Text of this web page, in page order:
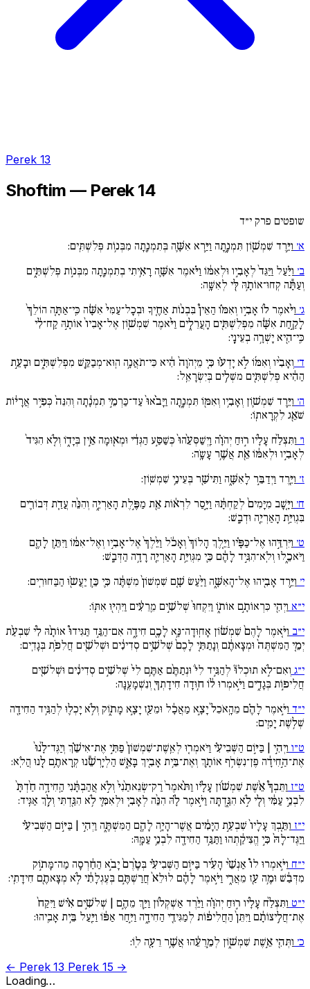
Perek 13
Shoftim — Perek 14
שופטים פרק י״ד
א׳ וַיֵּ֥רֶד שִׁמְשׁ֖וֹן תִּמְנָ֑תָה וַיַּ֥רְא אִשָּׁ֛ה בְּתִמְנָ֖תָה מִבְּנ֥וֹת פְּלִשְׁתִּֽים:
ב׳ וַיַּ֗עַל וַיַּגֵּד֙ לְאָבִ֣יו וּלְאִמּ֔וֹ וַיֹּ֗אמֶר אִשָּׁ֛ה רָאִ֥יתִי בְתִמְנָ֖תָה מִבְּנ֣וֹת פְּלִשְׁתִּ֑ים
וְעַתָּ֕ה קְחוּ־אוֹתָ֥הּ לִּ֖י לְאִשָּֽׁה:
ג׳ וַיֹּ֨אמֶר ל֜וֹ אָבִ֣יו וְאִמּ֗וֹ הַאֵין֩ בִּבְנ֨וֹת אַחֶ֚יךָ וּבְכָל־עַמִּי֙ אִשָּׁ֔ה כִּֽי־אַתָּ֚ה הוֹלֵךְ֙
לָקַ֣חַת אִשָּׁ֔ה מִפְּלִשְׁתִּ֖ים הָעֲרֵלִ֑ים וַיֹּ֨אמֶר שִׁמְשׁ֚וֹן אֶל־אָבִיו֙ אוֹתָ֣הּ קַֽח־לִ֔י
כִּֽי־הִ֖יא יָשְׁרָ֥ה בְעֵינָֽי:
ד׳ וְאָבִ֨יו וְאִמּ֜וֹ לֹ֣א יָדְע֗וּ כִּ֚י מֵיְהֹוָה֙ הִ֔יא כִּי־תֹאֲנָ֥ה הֽוּא־מְבַקֵּ֖שׁ מִפְּלִשְׁתִּ֑ים וּבָעֵ֣ת
הַהִ֔יא פְּלִשְׁתִּ֖ים משְׁלִ֥ים בְּיִשְׂרָאֵֽל:
ה׳ וַיֵּ֧רֶד שִׁמְשׁ֛וֹן וְאָבִ֥יו וְאִמּ֖וֹ תִּמְנָ֑תָה וַיָּבֹ֙אוּ֙ עַד־כַּרְמֵ֣י תִמְנָ֔תָה וְהִנֵּה֙ כְּפִ֣יר אֲרָי֔וֹת
שֹׁאֵ֖ג לִקְרָאתֽוֹ:
ו׳ וַתִּצְלַ֨ח עָלָ֜יו ר֣וּחַ יְהֹוָ֗ה וַֽיְשַׁסְּעֵ֙הוּ֙ כְּשַׁסַּ֣ע הַגְּדִ֔י וּמְא֖וּמָה אֵ֣ין בְּיָד֑וֹ וְלֹ֚א הִגִּיד֙
לְאָבִ֣יו וּלְאִמּ֔וֹ אֵ֖ת אֲשֶׁ֥ר עָשָֹֽה:
ז׳ וַיֵּ֖רֶד וַיְדַבֵּ֣ר לָאִשָּׁ֑ה וַתִּישַׁ֖ר בְּעֵינֵ֥י שִׁמְשֽׁוֹן:
ח׳ וַיָּ֚שָׁב מִיָּמִים֙ לְקַחְתָּ֔הּ וַיָּ֣סַר לִרְא֔וֹת אֵ֖ת מַפֶּ֣לֶת הָאַרְיֵ֑ה וְהִנֵּ֨ה עֲדַ֧ת דְּבוֹרִ֛ים
בִּגְוִיַּ֥ת הָאַרְיֵ֖ה וּדְבָֽשׁ:
ט׳ וַיִּרְדֵּ֣הוּ אֶל־כַּפָּ֗יו וַיֵּ֚לֶךְ הָלוֹךְ֙ וְאָכֹ֔ל וַיֵּ֙לֶךְ֙ אֶל־אָבִ֣יו וְאֶל־אִמּ֔וֹ וַיִּתֵּ֥ן לָהֶ֖ם
וַיֹּאכֵ֑לוּ וְלֹֽא־הִגִּ֣יד לָהֶ֔ם כִּ֛י מִגְּוִיַּ֥ת הָאַרְיֵ֖ה רָדָ֥ה הַדְּבָֽשׁ:
י׳ וַיֵּ֥רֶד אָבִ֖יהוּ אֶל־הָאִשָּׁ֑ה וַיַּ֨עַשׂ שָׁ֚ם שִׁמְשׁוֹן֙ מִשְׁתֶּ֔ה כִּ֛י כֵּ֥ן יַעֲשֹ֖וּ הַבַּחוּרִֽים:
י״א וַיְהִ֖י כִּרְאוֹתָ֣ם אוֹת֑וֹ וַיִּקְחוּ֙ שְׁלשִׁ֣ים מֵֽרֵעִ֔ים וַיִּהְי֖וּ אִתּֽוֹ:
י״ב וַיֹּ֚אמֶר לָהֶם֙ שִׁמְשׁ֔וֹן אָחֽוּדָה־נָּ֥א לָכֶ֖ם חִידָ֑ה אִם־הַגֵּ֣ד תַּגִּידוּ֩ אוֹתָ֨הּ לִ֜י שִׁבְעַ֨ת
יְמֵ֚י הַמִּשְׁתֶּה֙ וּמְצָאתֶ֔ם וְנָתַתִּ֚י לָכֶם֙ שְׁלשִׁ֣ים סְדִינִ֔ים וּשְׁלשִׁ֖ים חֲלִפֹ֥ת בְּגָדִֽים:
י״ג וְאִם־לֹ֣א תוּכְלוּ֘ לְהַגִּ֣יד לִי֒ וּנְתַתֶּ֨ם אַתֶּ֥ם לִי֙ שְׁלשִׁ֣ים סְדִינִ֔ים וּשְׁלשִׁ֖ים
חֲלִיפ֣וֹת בְּגָדִ֑ים וַיֹּ֣אמְרוּ ל֔וֹ ח֥וּדָה חִידָתְךָ֖ וְנִשְׁמָעֶֽנָּה:
י״ד וַיֹּ֣אמֶר לָהֶ֗ם מֵהָֽאֹכֵל֙ יָצָ֣א מַאֲכָ֔ל וּמֵעַ֖ז יָצָ֣א מָת֑וֹק וְלֹ֥א יָכְל֛וּ לְהַגִּ֥יד הַחִידָ֖ה
שְׁל֥שֶׁת יָמִֽים:
ט״ו וַיְהִ֣י | בַּיּ֣וֹם הַשְּׁבִיעִ֗י וַיֹּאמְר֚וּ לְאֵֽשֶׁת־שִׁמְשׁוֹן֙ פַּתִּ֣י אֶת־אִישֵׁ֗ךְ וְיַגֶּד־לָ֙נוּ֙
אֶת־הַ֣חִידָ֔ה פֶּן־נִשְׂרֹ֥ף אוֹתָ֛ךְ וְאֶת־בֵּ֥ית אָבִ֖יךְ בָּאֵ֑שׁ הַלְיָרְשֵׁ֕נוּ קְרָאתֶ֥ם לָ֖נוּ הֲלֹֽא:
ט״ז וַתֵּבְךְּ֩ אֵ֨שֶׁת שִׁמְשׁ֜וֹן עָלָ֗יו וַתֹּ֙אמֶר֙ רַק־שְׂנֵאתַ֙נִי֙ וְלֹ֣א אֲהַבְתָּ֔נִי הַֽחִידָ֥ה חַ֙דְתָּ֙
לִבְנֵ֣י עַמִּ֔י וְלִ֖י לֹ֣א הִגַּ֑דְתָּה וַיֹּ֣אמֶר לָ֗הּ הִנֵּ֨ה לְאָבִ֧י וּלְאִמִּ֛י לֹ֥א הִגַּ֖דְתִּי וְלָ֥ךְ אַגִּֽיד:
י״ז וַתֵּ֚בְךְּ עָלָיו֙ שִׁבְעַ֣ת הַיָּמִ֔ים אֲשֶׁר־הָיָ֥ה לָהֶ֖ם הַמִּשְׁתֶּ֑ה וַיְהִ֣י | בַּיּ֣וֹם הַשְּׁבִיעִ֗י
וַיַּגֶּד־לָהּ֙ כִּ֣י הֱצִיקַ֔תְהוּ וַתַּגֵּ֥ד הַחִידָ֖ה לִבְנֵ֥י עַמָּֽהּ:
י״ח וַיֹּ֣אמְרוּ לוֹ֩ אַנְשֵׁ֨י הָעִ֜יר בַּיּ֣וֹם הַשְּׁבִיעִ֗י בְּטֶ֙רֶם֙ יָבֹ֣א הַחַ֔רְסָה מַה־מָּת֣וֹק
מִדְּבַ֔שׁ וּמֶ֥ה עַ֖ז מֵאֲרִ֑י וַיֹּ֣אמֶר לָהֶ֔ם לוּלֵא֙ חֲרַשְׁתֶּ֣ם בְּעֶגְלָתִ֔י לֹ֥א מְצָאתֶ֖ם חִידָתִֽי:
י״ט וַתִּצְלַ֨ח עָלָ֜יו ר֣וּחַ יְהֹוָ֗ה וַיֵּ֨רֶד אַשְׁקְל֜וֹן וַיַּ֥ךְ מֵהֶ֣ם | שְׁלשִׁ֣ים אִ֗ישׁ וַיִּקַּח֙
אֶת־חֲלִ֣יצוֹתָ֔ם וַיִּתֵּן֙ הַחֲלִיפ֔וֹת לְמַגִּידֵ֖י הַחִידָ֑ה וַיִּ֣חַר אַפּ֔וֹ וַיַּ֖עַל בֵּ֥ית אָבִֽיהוּ:
כ׳ וַתְּהִ֖י אֵ֣שֶׁת שִׁמְשׁ֑וֹן לְמֵ֣רֵעֵ֔הוּ אֲשֶׁ֥ר רֵעָ֖ה לֽוֹ:
← Perek 13 Perek 15 →
Loading…